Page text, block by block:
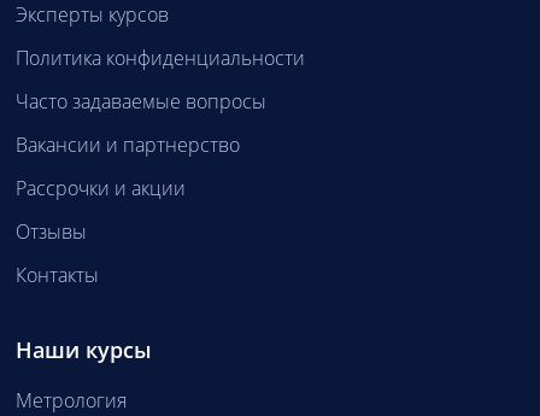
Эксперты курсов
Политика конфиденциальности
Часто задаваемые вопросы
Вакансии и партнерство
Рассрочки и акции
Отзывы
Контакты
Наши курсы
Метрология